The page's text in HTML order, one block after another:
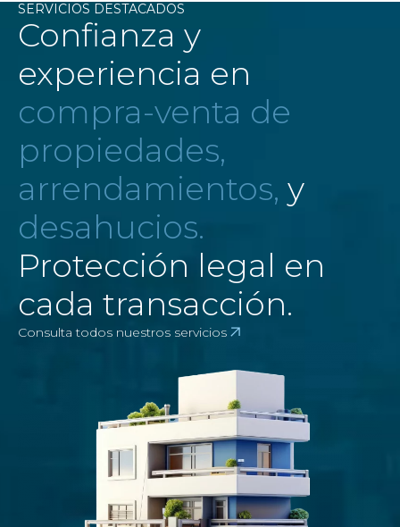
SERVICIOS DESTACADOS
Confianza y
experiencia en
compra-venta de
propiedades,
arrendamientos, y
desahucios.
Protección legal en
cada transacción.
Consulta todos nuestros servicios